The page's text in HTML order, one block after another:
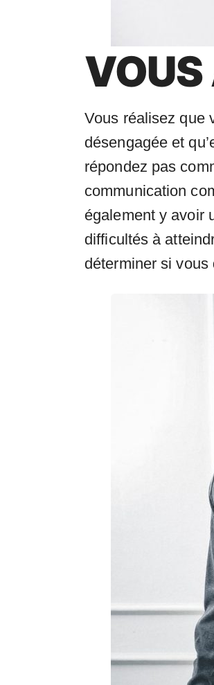
VOUS
Vous réalisez que
désengagée et
répondez pas
communication
également y avoir
difficultés à
déterminer si